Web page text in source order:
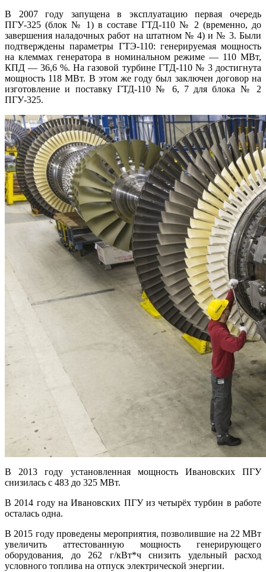
В 2007 году запущена в эксплуатацию первая очередь
ПГУ-325 (блок № 1) в составе ГТД-110 № 2 (временно, до
завершения наладочных работ на штатном № 4) и № 3. Были
подтверждены параметры ГТЭ-110: генерируемая мощность
на клеммах генератора в номинальном режиме — 110 МВт,
КПД — 36,6 %. На газовой турбине ГТД-110 № 3 достигнута
мощность 118 МВт. В этом же году был заключен договор на
изготовление и поставку ГТД-110 № 6, 7 для блока № 2
ПГУ-325.
В 2013 году установленная мощность Ивановских ПГУ
снизилась с 483 до 325 МВт.
В 2014 году на Ивановских ПГУ из четырёх турбин в работе
осталась одна.
В 2015 году проведены мероприятия, позволившие на 22 МВт
увеличить аттестованную мощность генерирующего
оборудования, до 262 г/кВт*ч снизить удельный расход
условного топлива на отпуск электрической энергии.